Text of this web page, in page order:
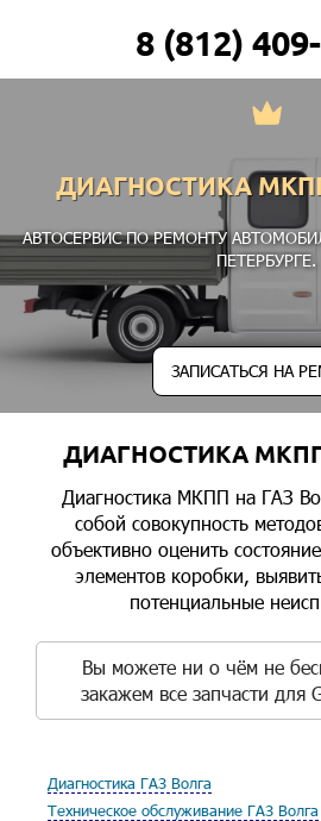
8 (812)
ДИАГНОСТИКА
АВТОСЕРВИС ПО РЕМОНТУ
ПЕТЕРБУРГЕ.
ЗАПИСАТЬСЯ НА
ДИАГНОСТИКА МКПП
Диагностика МКПП на ГАЗ
собой совокупность
объективно оценить
элементов коробки,
потенциальные
Вы можете ни о чём не
закажем все запчасти для
Диагностика ГАЗ Волга
Техническое обслуживание ГАЗ Волга